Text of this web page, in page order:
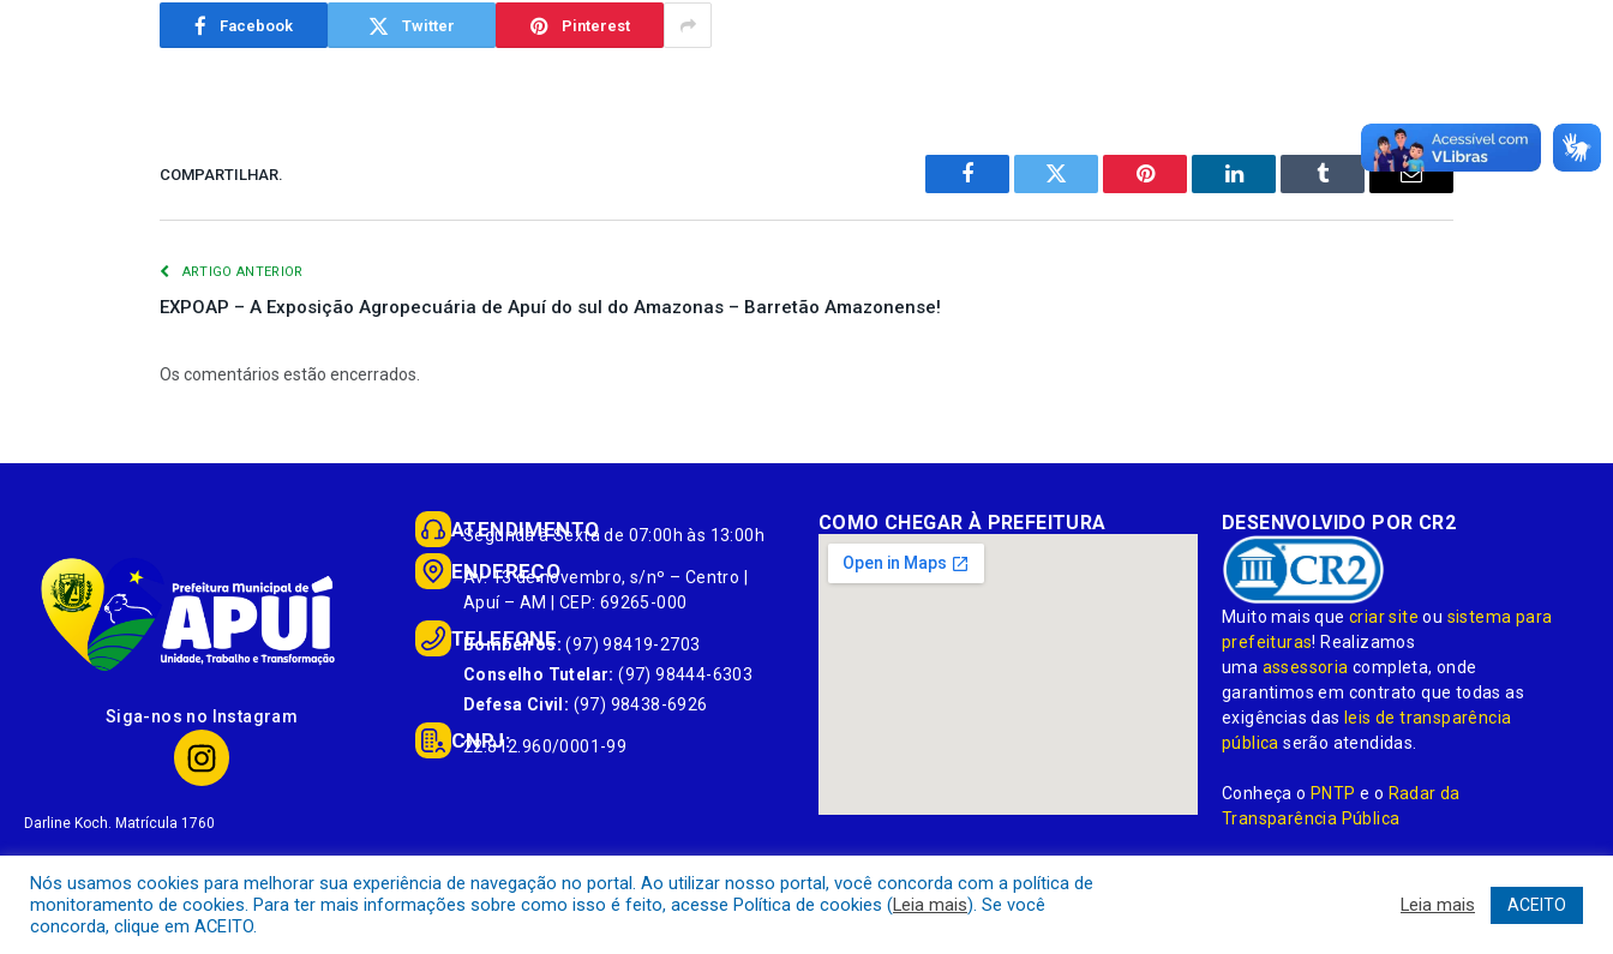
Facebook Twitter Pinterest
COMPARTILHAR.
Facebook Twitter Pinterest LinkedIn Tumblr
E-
ARTIGO ANTERIOR
EXPOAP – A Exposição Agropecuária de Apuí do sul do Amazonas – Barretão Amazonense!
Os comentários estão encerrados.
Siga-nos no Instagram
Darline Koch. Matrícula 1760
ATENDIMENTO
Segunda à Sexta de 07:00h às 13:00h
ENDEREÇO
Av. 13 de novembro, s/nº – Centro |
Apuí – AM | CEP: 69265-000
TELEFONE
Bombeiros: (97) 98419-2703
Conselho Tutelar: (97) 98444-6303
Defesa Civil: (97) 98438-6926
CNPJ:
22.812.960/0001-99
COMO CHEGAR À PREFEITURA DESENVOLVIDO POR CR2
Muito mais quecriar site ou sistema para
prefeituras! Realizamos
uma assessoria completa, onde
garantimos em contrato que todas as
exigências dasleis de transparência
pública serão atendidas.
Conheça oPNTP e o Radar da
Transparência Pública
Todos os direitos reservados a
Nós usamos cookies para melhorar sua experiência de navegação no portal. Ao utilizar nosso portal, você concorda com a política de
monitoramento de cookies. Para ter mais informações sobre como isso é feito, acesse Política de cookies (Leia mais). Se você
concorda, clique em ACEITO.
Leia mais ACEITO